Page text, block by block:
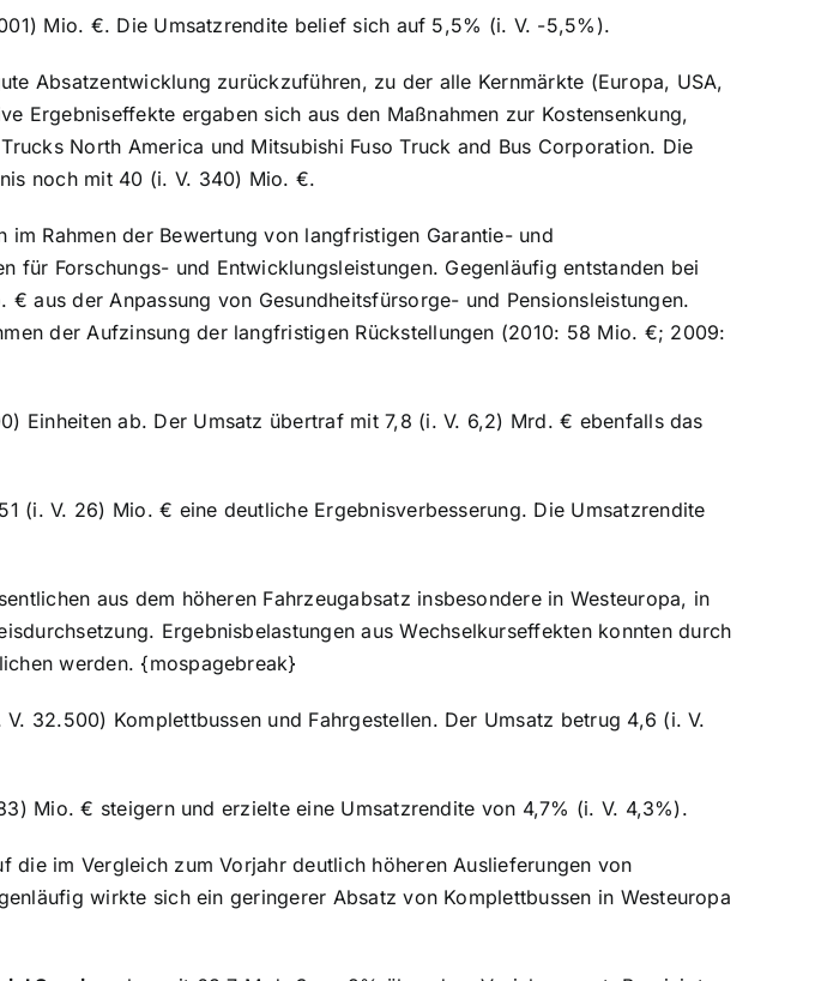
Mio. €. Die Umsatzrendite belief sich auf 5,5% (i. V. -5,5%).
Absatzentwicklung zurückzuführen, zu der alle Kernmärkte (Europa, USA,
Ergebniseffekte ergaben sich aus den Maßnahmen zur Kostensenkung,
North America und Mitsubishi Fuso Truck and Bus Corporation. Die
noch mit 40 (i. V. 340) Mio. €.
Rahmen der Bewertung von langfristigen Garantie- und
für Forschungs- und Entwicklungsleistungen. Gegenläufig entstanden bei
aus der Anpassung von Gesundheitsfürsorge- und Pensionsleistungen.
der Aufzinsung der langfristigen Rückstellungen (2010: 58 Mio. €; 2009:
Einheiten ab. Der Umsatz übertraf mit 7,8 (i. V. 6,2) Mrd. € ebenfalls das
(i. V. 26) Mio. € eine deutliche Ergebnisverbesserung. Die Umsatzrendite
aus dem höheren Fahrzeugabsatz insbesondere in Westeuropa, in
Ergebnisbelastungen aus Wechselkurseffekten konnten durch
werden. {mospagebreak}
32.500) Komplettbussen und Fahrgestellen. Der Umsatz betrug 4,6 (i. V.
Mio. € steigern und erzielte eine Umsatzrendite von 4,7% (i. V. 4,3%).
die im Vergleich zum Vorjahr deutlich höheren Auslieferungen von
wirkte sich ein geringerer Absatz von Komplettbussen in Westeuropa